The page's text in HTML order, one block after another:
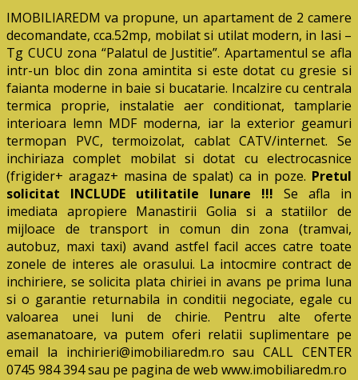
IMOBILIAREDM va propune, un apartament de 2 camere
decomandate, cca.52mp, mobilat si utilat modern, in Iasi –
Tg CUCU zona “Palatul de Justitie”. Apartamentul se afla
intr-un bloc din zona amintita si este dotat cu gresie si
faianta moderne in baie si bucatarie. Incalzire cu centrala
termica proprie, instalatie aer conditionat, tamplarie
interioara lemn MDF moderna, iar la exterior geamuri
termopan PVC, termoizolat, cablat CATV/internet. Se
inchiriaza complet mobilat si dotat cu electrocasnice
(frigider+ aragaz+ masina de spalat) ca in poze. Pretul
solicitat INCLUDE utilitatile lunare !!! Se afla in
imediata apropiere Manastirii Golia si a statiilor de
mijloace de transport in comun din zona (tramvai,
autobuz, maxi taxi) avand astfel facil acces catre toate
zonele de interes ale orasului. La intocmire contract de
inchiriere, se solicita plata chiriei in avans pe prima luna
si o garantie returnabila in conditii negociate, egale cu
valoarea unei luni de chirie. Pentru alte oferte
asemanatoare, va putem oferi relatii suplimentare pe
email la inchirieri@imobiliaredm.ro sau CALL CENTER
0745 984 394 sau pe pagina de web www.imobiliaredm.ro